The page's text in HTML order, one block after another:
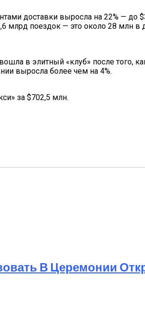
доставки выросла на 22% — до
млрд поездок — это около 28 млн
в элитный «клуб» после того,
выросла более чем на 4%.
за $702,5 млн.
В Церемонии